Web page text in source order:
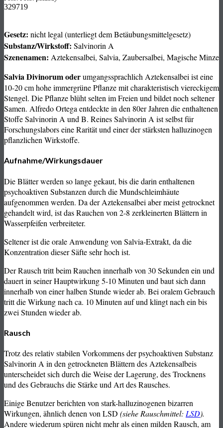
329719
Gesetz: nicht legal (unterliegt dem Betäubungsmittelgesetz)
Substanz/Wirkstoff: Salvinorin A
Szenenamen: Aztekensalbei, Salvia, Zaubersalbei, Magische Minze
Salvia Divinorum oderumgangssprachlich Aztekensalbei ist eine
10-20 cm hohe immergrüne Pflanze mit charakteristisch viereckigem
Stengel. Die Pflanze blüht selten im Freien und bildet noch seltener
Samen. Alfredo Ortega entdeckte in den 80er Jahren die enthaltenen
Stoffe Salvinorin A und B. Reines Salvinorin A ist selbst für
Forschungslabors eine Rarität und einer der stärksten halluzinogen
pflanzlichen Wirkstoffe.
Aufnahme/Wirkungsdauer
Die Blätter werden so lange gekaut, bis die darin enthaltenen
psychoaktiven Substanzen durch die Mundschleimhäute
aufgenommen werden. Da der Aztekensalbei aber meist getrocknet
gehandelt wird, ist das Rauchen von 2-8 zerkleinerten Blättern in
Wasserpfeifen verbreiteter.
Seltener ist die orale Anwendung von Salvia-Extrakt, da die
Konzentration dieser Säfte sehr hoch ist.
Der Rausch tritt beim Rauchen innerhalb von 30 Sekunden ein und
dauert in seiner Hauptwirkung 5-10 Minuten und baut sich dann
innerhalb von einer halben Stunde wieder ab. Bei oralem Gebrauch
tritt die Wirkung nach ca. 10 Minuten auf und klingt nach ein bis
zwei Stunden wieder ab.
Rausch
Trotz des relativ stabilen Vorkommens der psychoaktiven Substanz
Salvinorin A in den getrockneten Blättern des Aztekensalbeis
unterscheidet sich durch die Weise der Lagerung, des Trocknens
und des Gebrauchs die Stärke und Art des Rausches.
Einige Benutzer berichten von stark-halluzinogenen bizarren
Wirkungen, ähnlich denen von LSD (siehe Rauschmittel: LSD).
Andere wiederum spüren nicht mehr als einen milden Rausch, am